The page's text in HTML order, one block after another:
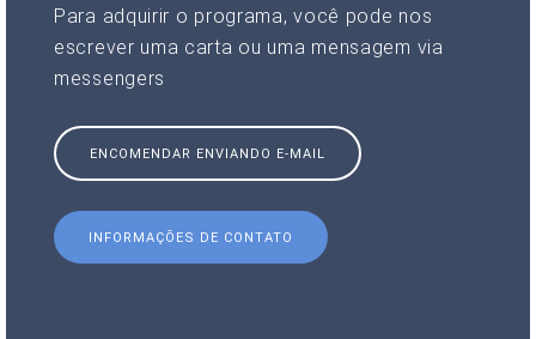
Para adquirir o programa, você pode nos
escrever uma carta ou uma mensagem via
messengers
ENCOMENDAR ENVIANDO E-MAIL
INFORMAÇÕES DE CONTATO